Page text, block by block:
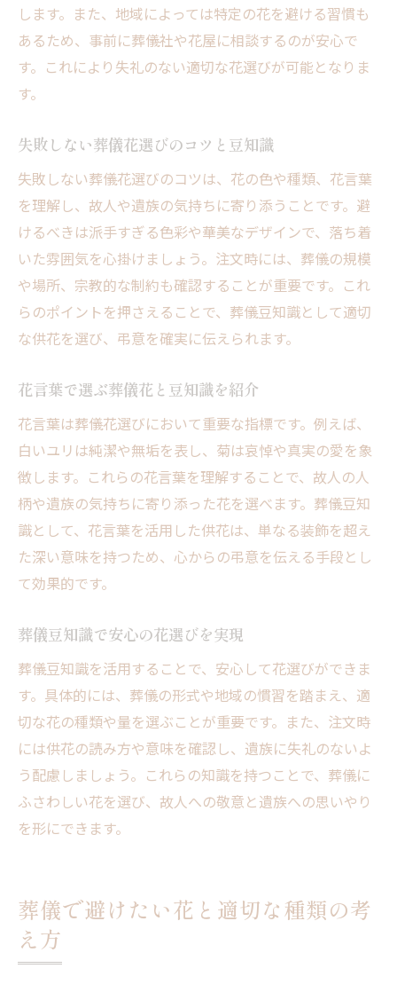
します。また、地域によっては特定の花を避ける習慣も
あるため、事前に葬儀社や花屋に相談するのが安心で
す。これにより失礼のない適切な花選びが可能となりま
す。
失敗しない葬儀花選びのコツと豆知識
失敗しない葬儀花選びのコツは、花の色や種類、花言葉
を理解し、故人や遺族の気持ちに寄り添うことです。避
けるべきは派手すぎる色彩や華美なデザインで、落ち着
いた雰囲気を心掛けましょう。注文時には、葬儀の規模
や場所、宗教的な制約も確認することが重要です。これ
らのポイントを押さえることで、葬儀豆知識として適切
な供花を選び、弔意を確実に伝えられます。
花言葉で選ぶ葬儀花と豆知識を紹介
花言葉は葬儀花選びにおいて重要な指標です。例えば、
白いユリは純潔や無垢を表し、菊は哀悼や真実の愛を象
徴します。これらの花言葉を理解することで、故人の人
柄や遺族の気持ちに寄り添った花を選べます。葬儀豆知
識として、花言葉を活用した供花は、単なる装飾を超え
た深い意味を持つため、心からの弔意を伝える手段とし
て効果的です。
葬儀豆知識で安心の花選びを実現
葬儀豆知識を活用することで、安心して花選びができま
す。具体的には、葬儀の形式や地域の慣習を踏まえ、適
切な花の種類や量を選ぶことが重要です。また、注文時
には供花の読み方や意味を確認し、遺族に失礼のないよ
う配慮しましょう。これらの知識を持つことで、葬儀に
ふさわしい花を選び、故人への敬意と遺族への思いやり
を形にできます。
葬儀で避けたい花と適切な種類の考
え方